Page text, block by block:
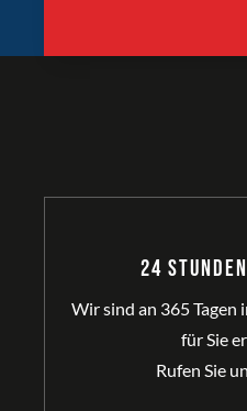
24
Wir sind an 365 Tagen
für Sie
Rufen Sie